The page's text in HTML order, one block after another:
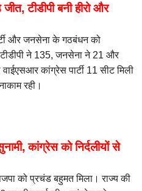
टीडीपी बनी हीरो और
और जनसेना के गठबंधन को
टीडीपी ने 135, जनसेना ने 21 और
कांग्रेस पार्टी 11 सीट मिली
रही।
कांग्रेस को निर्दलीयों से
को प्रचंड बहुमत मिला। राज्य की